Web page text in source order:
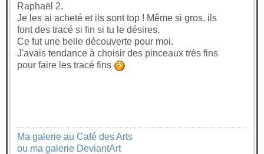
Raphaël 2.
Je les ai acheté et ils sont top ! Même si gros, ils
font des tracé si fin si tu le désires.
Ce fut une belle découverte pour moi.
J'avais tendance à choisir des pinceaux très fins
pour faire les tracé fins
Ma galerie au Café des Arts
ou ma galerie DeviantArt